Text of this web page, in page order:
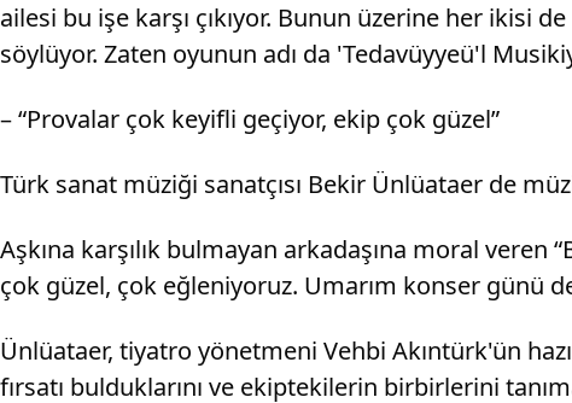
ailesi bu işe karşı çıkıyor. Bunun üzerine her ikisi
söylüyor. Zaten oyunun adı da 'Tedavüyyeü'l
– “Provalar çok keyifli geçiyor, ekip çok güzel”
Türk sanat müziği sanatçısı Bekir Ünlüataer de
Aşkına karşılık bulmayan arkadaşına moral veren
çok güzel, çok eğleniyoruz. Umarım konser günü
Ünlüataer, tiyatro yönetmeni Vehbi Akıntürk'ün
fırsatı bulduklarını ve ekiptekilerin birbirlerini